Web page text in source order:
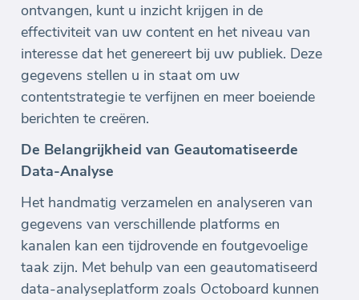
ontvangen, kunt u inzicht krijgen in de
effectiviteit van uw content en het niveau van
interesse dat het genereert bij uw publiek. Deze
gegevens stellen u in staat om uw
contentstrategie te verfijnen en meer boeiende
berichten te creëren.
De Belangrijkheid van Geautomatiseerde
Data-Analyse
Het handmatig verzamelen en analyseren van
gegevens van verschillende platforms en
kanalen kan een tijdrovende en foutgevoelige
taak zijn. Met behulp van een geautomatiseerd
data-analyseplatform zoals Octoboard kunnen